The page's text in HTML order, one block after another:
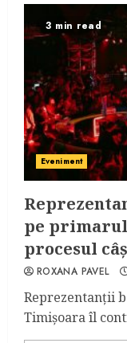
3 min read
Eveniment
pe
procesul
ROXANA PAVEL
Reprezentanții
Timișoara îl